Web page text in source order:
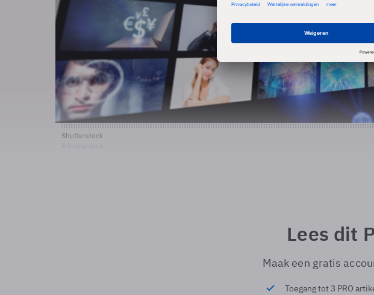
Shutterstock
Lees dit
Maak een gratis
Toegang tot 3 PRO